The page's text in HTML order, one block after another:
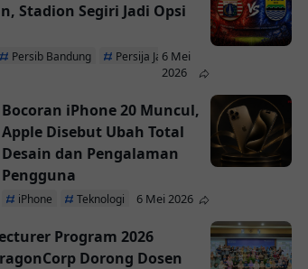
Stadion Segiri Jadi Opsi
Persib Bandung Persija Jakarta
6 Mei
2026
Bocoran iPhone 20 Muncul,
Apple Disebut Ubah Total
Desain dan Pengalaman
Pengguna
iPhone Teknologi 6 Mei 2026
Program 2026
Dorong Dosen